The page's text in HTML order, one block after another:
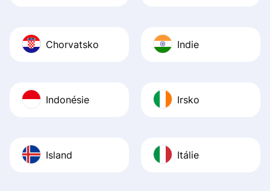
Chorvatsko Indie
Indonésie Irsko
Island Itálie